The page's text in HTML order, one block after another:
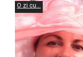
O zi cu...